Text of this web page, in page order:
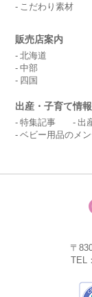
こだわり素材
販売店案内
北海道
中部
四国
出産・子育て情報
特集記事 出
ベビー用品のメ
〒
TEL